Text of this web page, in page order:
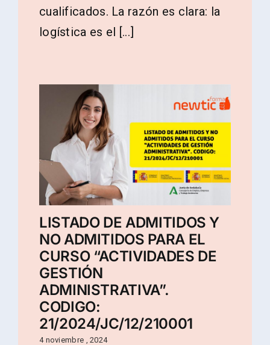
cualificados. La razón es clara: la
logística es el [...]
LISTADO DE ADMITIDOS Y
NO ADMITIDOS PARA EL
CURSO “ACTIVIDADES DE
GESTIÓN
ADMINISTRATIVA”.
CODIGO:
21/2024/JC/12/210001
4 noviembre , 2024